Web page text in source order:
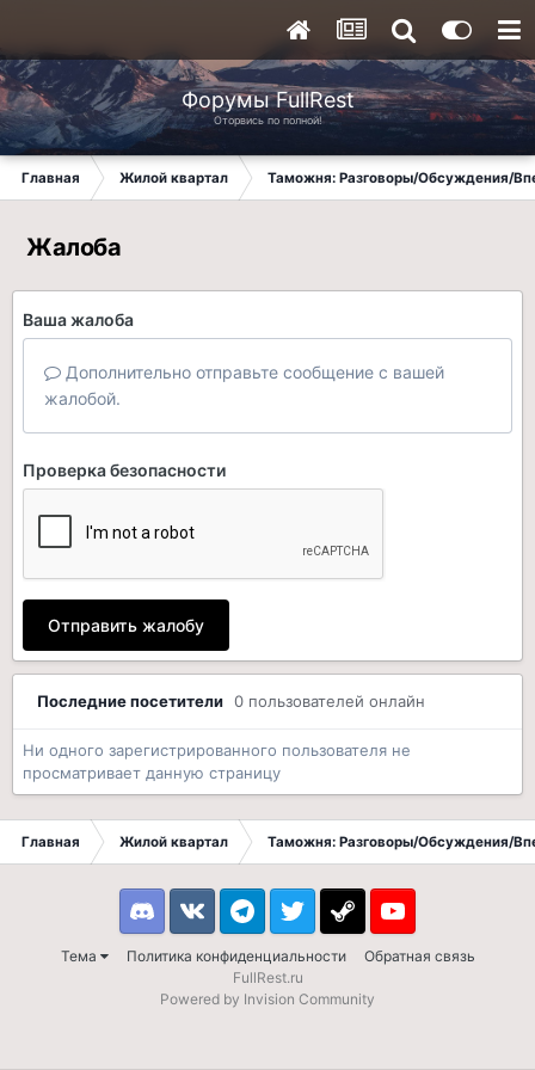
Форумы FullRest
Оторвись по полной!
Главная Жилой квартал Таможня: Разговоры/Обсуждения/
Жалоба
Ваша жалоба
Дополнительно отправьте сообщение с вашей
жалобой.
Проверка безопасности
Отправить жалобу
Последние посетители 0 пользователей онлайн
Ни одного зарегистрированного пользователя не
просматривает данную страницу
Главная Жилой квартал Таможня: Разговоры/Обсуждения/
Тема Политика конфиденциальности Обратная связь
DiscordVK TelegramTwitter Steam Youtube
FullRest.ru
Powered by Invision Community